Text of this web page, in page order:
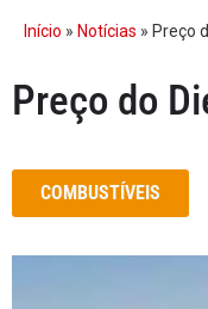
Início » Notícias » Preço
Preço do
COMBUSTÍVEIS